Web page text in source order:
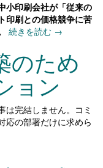
小印刷会社が「従来の
印刷との価格競争に苦
続きを読む →
のため
ョン
は完結しません。コミ
応の部署だけに求めら